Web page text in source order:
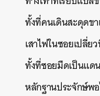
ทั้งที่คนเดินสะดุดข
เสาไฟในซอยเปลี่ย
ทั้งที่ซอยมืดเป็นแด
หลักฐานประจักษ์พ